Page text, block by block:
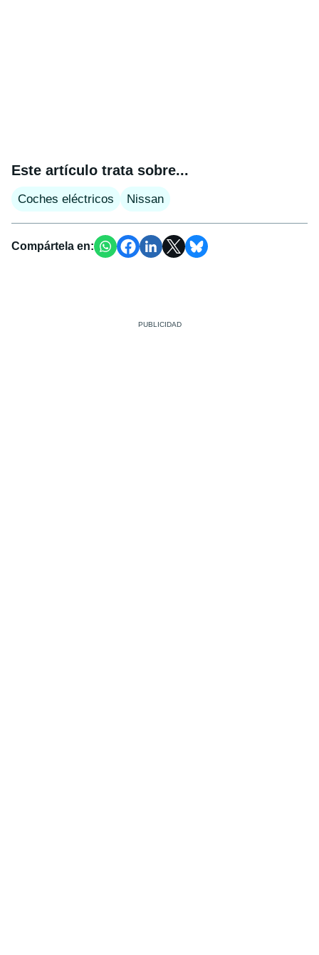
Este artículo trata sobre...
Coches eléctricos Nissan
Compártela en: